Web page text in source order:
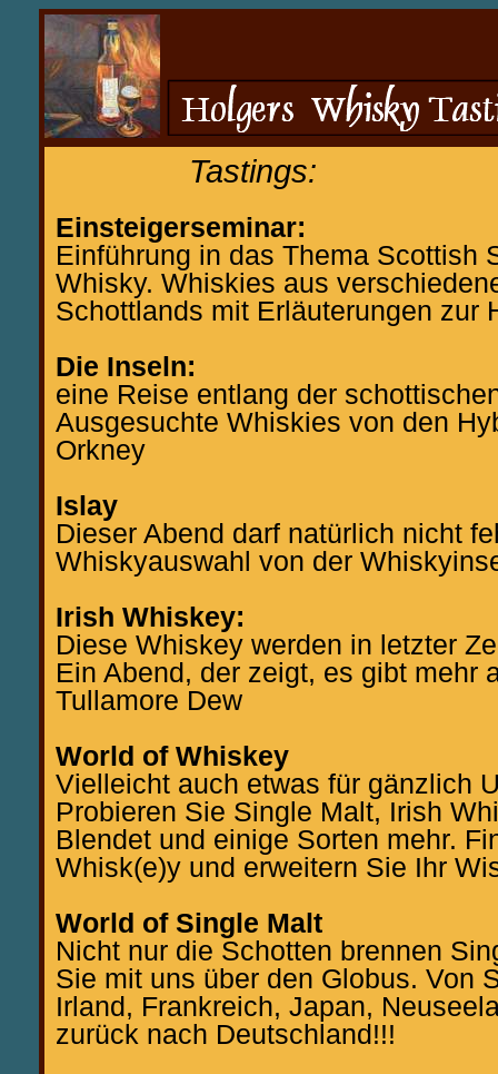
Tastings:
Einsteigerseminar:
Einführung in das Thema Scottish
Whisky. Whiskies aus
Schottlands mit Erläuterungen zur
Die Inseln:
eine Reise entlang der
Ausgesuchte Whiskies von den
Orkney
Islay
Dieser Abend darf natürlich nicht
Whiskyauswahl von der
Irish Whiskey:
Diese Whiskey werden in letzter
Ein Abend, der zeigt, es gibt mehr
Tullamore Dew
World of Whiskey
Vielleicht auch etwas für gänzlich
Probieren Sie Single Malt, Irish
Blendet und einige Sorten mehr.
Whisk(e)y und erweitern Sie Ihr
World of Single Malt
Nicht nur die Schotten brennen
Sie mit uns über den Globus. Von
Irland, Frankreich, Japan,
zurück nach Deutschland!!!